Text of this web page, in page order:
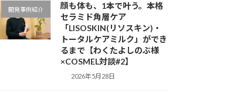
開発事例紹介
顔も体も、1本で叶う。本格
セラミド角層ケア
「LISOSKIN(リソスキン)・
トータルケアミルク」ができ
るまで【わくたよしのぶ様
×COSMEL対談#2】
2026年5月28日